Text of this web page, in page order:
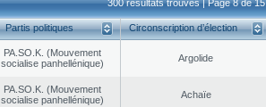
300 résultats trouvés | Page 8 de 15
Partis politiques Circonscription d’élection
PA.SO.K. (Mouvement
socialise panhellénique)
Argolide
PA.SO.K. (Mouvement
socialise panhellénique)
Achaïe